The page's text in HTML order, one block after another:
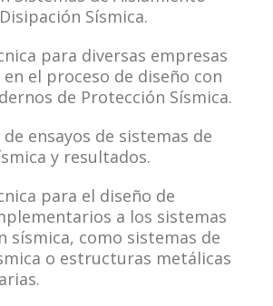
Sísmica.
para diversas empresas
el proceso de diseño con
de Protección Sísmica.
ensayos de sistemas de
y resultados.
para el diseño de
a los sistemas
sísmica, como sistemas de
o estructuras metálicas